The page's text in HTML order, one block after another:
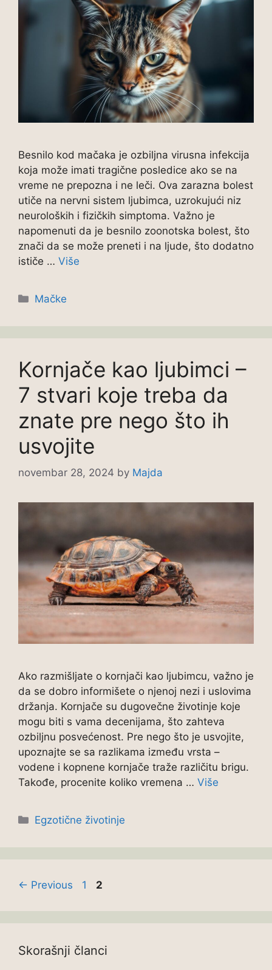
Besnilo kod mačaka je ozbiljna virusna infekcija
koja može imati tragične posledice ako se na
vreme ne prepozna i ne leči. Ova zarazna bolest
utiče na nervni sistem ljubimca, uzrokujući niz
neuroloških i fizičkih simptoma. Važno je
napomenuti da je besnilo zoonotska bolest, što
znači da se može preneti i na ljude, što dodatno
ističe … Više
Categories
Mačke
Kornjače kao ljubimci –
7 stvari koje treba da
znate pre nego što ih
usvojite
novembar 28, 2024 by Majda
Ako razmišljate o kornjači kao ljubimcu, važno je
da se dobro informišete o njenoj nezi i uslovima
držanja. Kornjače su dugovečne životinje koje
mogu biti s vama decenijama, što zahteva
ozbiljnu posvećenost. Pre nego što je usvojite,
upoznajte se sa razlikama između vrsta –
vodene i kopnene kornjače traže različitu brigu.
Takođe, procenite koliko vremena … Više
Categories
Egzotične životinje
← Previous Page
1 Page
2
Skorašnji članci